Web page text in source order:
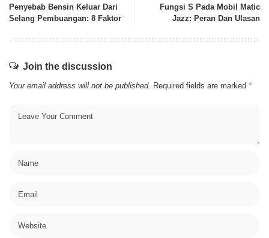
Penyebab Bensin Keluar Dari
Selang Pembuangan: 8 Faktor
Fungsi S Pada Mobil Matic
Jazz: Peran Dan Ulasan
Join the discussion
Your email address will not be published. Required fields are marked *